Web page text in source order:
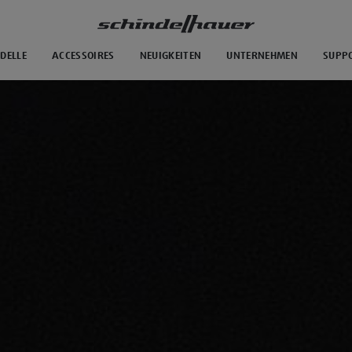
ACCESSOIRES NEUIGKEITEN UNTERNEHMEN